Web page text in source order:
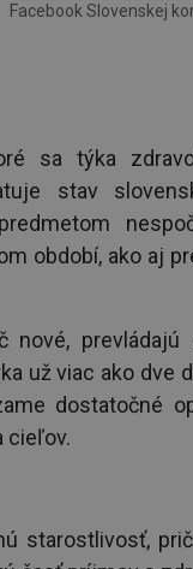
Facebook Slovenskej
sa týka
stav
období, ako aj
nové,
už viac ako dve
dostatočné
cieľov.
starostlivosť,